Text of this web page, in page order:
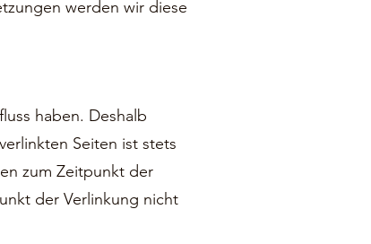
werden wir diese
haben. Deshalb
Seiten ist stets
zum Zeitpunkt der
der Verlinkung nicht